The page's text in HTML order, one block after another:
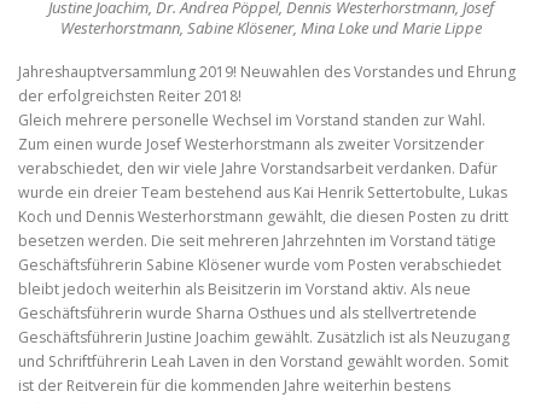
Justine Joachim, Dr. Andrea Pöppel, Dennis Westerhorstmann, Josef
Westerhorstmann, Sabine Klösener, Mina Loke und Marie Lippe
Jahreshauptversammlung 2019! Neuwahlen des Vorstandes und Ehrung
der erfolgreichsten Reiter 2018!
Gleich mehrere personelle Wechsel im Vorstand standen zur Wahl.
Zum einen wurde Josef Westerhorstmann als zweiter Vorsitzender
verabschiedet, den wir viele Jahre Vorstandsarbeit verdanken. Dafür
wurde ein dreier Team bestehend aus Kai Henrik Settertobulte, Lukas
Koch und Dennis Westerhorstmann gewählt, die diesen Posten zu dritt
besetzen werden. Die seit mehreren Jahrzehnten im Vorstand tätige
Geschäftsführerin Sabine Klösener wurde vom Posten verabschiedet
bleibt jedoch weiterhin als Beisitzerin im Vorstand aktiv. Als neue
Geschäftsführerin wurde Sharna Osthues und als stellvertretende
Geschäftsführerin Justine Joachim gewählt. Zusätzlich ist als Neuzugang
und Schriftführerin Leah Laven in den Vorstand gewählt worden. Somit
ist der Reitverein für die kommenden Jahre weiterhin bestens